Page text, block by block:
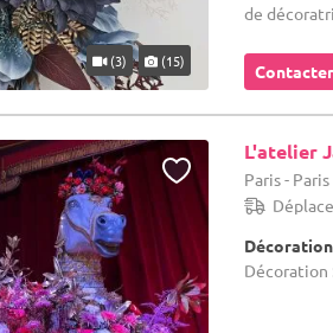
(3) (15)
de
Contacter
L'atelier
Paris -
Décoration
Décoration